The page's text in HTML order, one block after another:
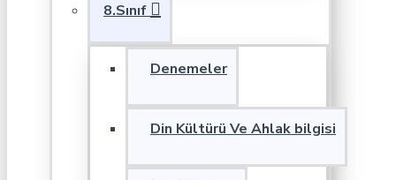
8.Sınıf
Denemeler
Din Kültürü Ve Ahlak bilgisi